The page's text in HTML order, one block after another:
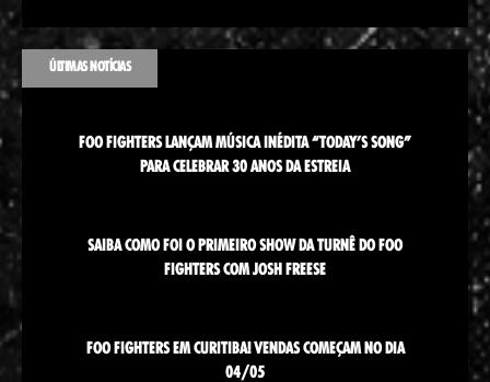
ÚLTIMAS NOTÍCIAS
FOO FIGHTERS LANÇAM MÚSICA INÉDITA “TODAY’S SONG”
PARA CELEBRAR 30 ANOS DA ESTREIA
SAIBA COMO FOI O PRIMEIRO SHOW DA TURNÊ DO FOO
FIGHTERS COM JOSH FREESE
FOO FIGHTERS EM CURITIBA! VENDAS COMEÇAM NO DIA
04/05